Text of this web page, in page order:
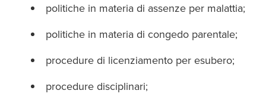
politiche in materia di assenze per malattia;
politiche in materia di congedo parentale;
procedure di licenziamento per esubero;
procedure disciplinari;